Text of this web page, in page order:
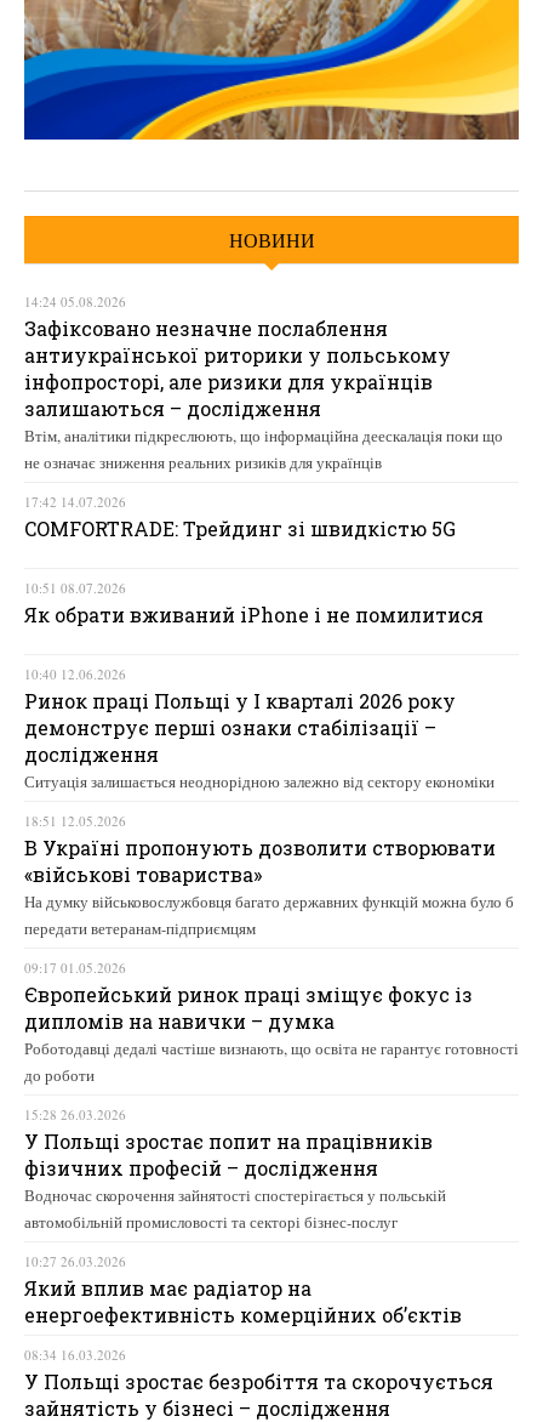
НОВИНИ
14:24 05.08.2026
Зафіксовано незначне послаблення
антиукраїнської риторики у польському
інфопросторі, але ризики для українців
залишаються – дослідження
Втім, аналітики підкреслюють, що інформаційна деескалація поки що
не означає зниження реальних ризиків для українців
17:42 14.07.2026
COMFORTRADE: Трейдинг зі швидкістю 5G
10:51 08.07.2026
Як обрати вживаний iPhone і не помилитися
10:40 12.06.2026
Ринок праці Польщі у І кварталі 2026 року
демонструє перші ознаки стабілізації –
дослідження
Ситуація залишається неоднорідною залежно від сектору економіки
18:51 12.05.2026
В Україні пропонують дозволити створювати
«військові товариства»
На думку військовослужбовця багато державних функцій можна було б
передати ветеранам-підприємцям
09:17 01.05.2026
Європейський ринок праці зміщує фокус із
дипломів на навички – думка
Роботодавці дедалі частіше визнають, що освіта не гарантує готовності
до роботи
15:28 26.03.2026
У Польщі зростає попит на працівників
фізичних професій – дослідження
Водночас скорочення зайнятості спостерігається у польській
автомобільній промисловості та секторі бізнес-послуг
10:27 26.03.2026
Який вплив має радіатор на
енергоефективність комерційних об’єктів
08:34 16.03.2026
У Польщі зростає безробіття та скорочується
зайнятість у бізнесі – дослідження